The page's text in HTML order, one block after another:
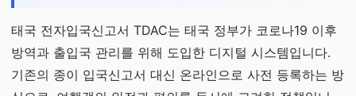
태국 전자입국신고서 TDAC는 태국 정부가 코로나19 이후
방역과 출입국 관리를 위해 도입한 디지털 시스템입니다.
기존의 종이 입국신고서 대신 온라인으로 사전 등록하는 방